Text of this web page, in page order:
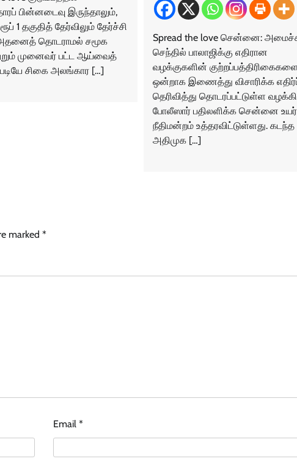
பின்னடைவு இருந்தாலும்,
1 தகுதித் தேர்விலும் தேர்ச்சி
அதனைத் தொடராமல் சமூக
முனைவர் பட்ட ஆய்வைத்
சிகை அலங்கார […]
Spread the love சென்னை:
செந்தில் பாலாஜிக்கு எதிரான
வழக்குகளின்
ஒன்றாக இணைத்து விசாரிக்க
தெரிவித்து தொடரப்பட்டுள்ள
போலீஸார் பதிலளிக்க சென்னை உயர்
நீதிமன்றம் உத்தரவிட்டுள்ளது. கடந்த
அதிமுக […]
marked *
Email*